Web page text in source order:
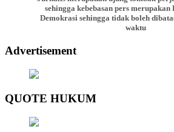
sehingga kebebasan pers
Demokrasi sehingga tidak boleh
waktu
Advertisement
QUOTE HUKUM